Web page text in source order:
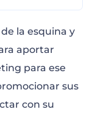
la tienda
por los
la esquina y
aportar
para ese
sus
con su